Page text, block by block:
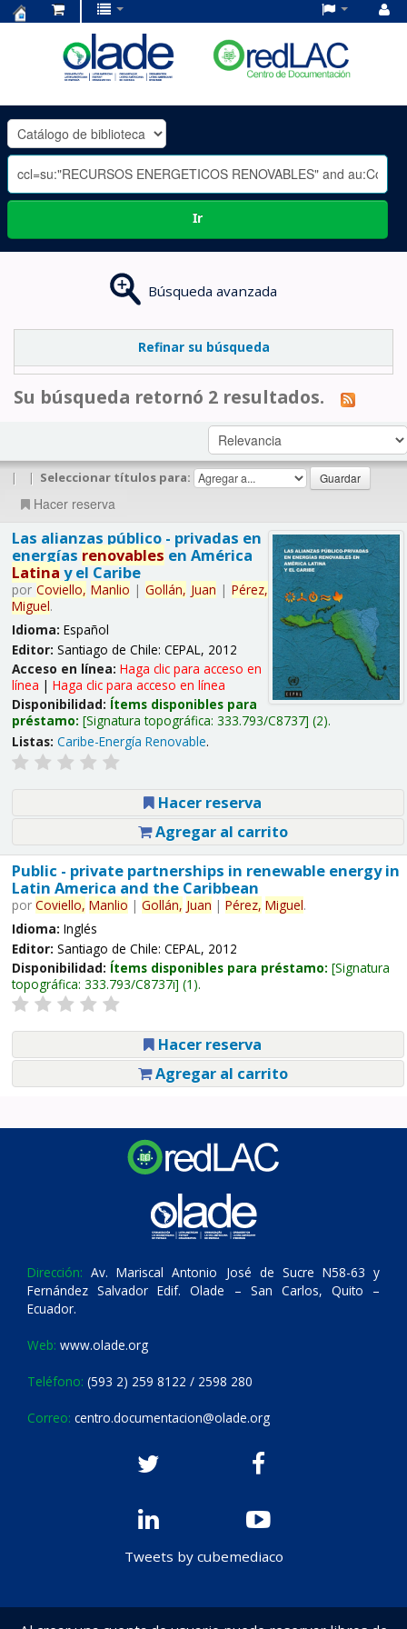
OLADE
-
Ir
Búsqueda avanzada
Refinar su búsqueda
Su búsqueda retornó 2 resultados.
| | Seleccionar títulos para:
Hacer reserva
Las alianzas público - privadas en
energías renovables en América
Latina y el Caribe
por Coviello, Manlio | Gollán, Juan | Pérez,
Miguel.
Idioma: Español
Editor: Santiago de Chile: CEPAL, 2012
Acceso en línea: Haga clic para acceso en
línea | Haga clic para acceso en línea
Disponibilidad: Ítems disponibles para
préstamo: Signatura topográfica: 333.793/C8737 (2).
Listas: Caribe-Energía Renovable.
Hacer reserva
Agregar al carrito
Public - private partnerships in renewable energy in
Latin America and the Caribbean
por Coviello, Manlio | Gollán, Juan | Pérez, Miguel.
Idioma: Inglés
Editor: Santiago de Chile: CEPAL, 2012
Disponibilidad: Ítems disponibles para préstamo: Signatura
topográfica: 333.793/C8737i (1).
Hacer reserva
Agregar al carrito
Dirección: Av. Mariscal Antonio José de Sucre N58-63 y
Fernández Salvador Edif. Olade – San Carlos, Quito –
Ecuador.
Web: www.olade.org
Teléfono: (593 2) 259 8122 / 2598 280
Correo: centro.documentacion@olade.org
Tweets by cubemediaco